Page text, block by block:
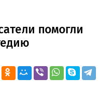
помогли